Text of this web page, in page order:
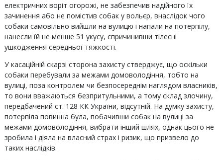
електричних воріт огорожі, не забезпечив надійного їх
зачинення або не помістив собак у вольєр, внаслідок чого
собаки самовільно вийшли на вулицю і напали на потерпілу,
нанесли їй не менше 51 укусу, спричинивши тілесні
ушкодження середньої тяжкості.
У касаційній скарзі сторона захисту стверджує, що оскільки
собаки перебували за межами домоволодіння, тобто на
вулиці, поза контролем чи безпосереднім наглядом власників,
то вони вважаються безпритульними, а тому склад злочину,
передбачений ст. 128 КК України, відсутній. На думку захисту,
потерпіла повинна була, побачивши собак на вулиці за
межами домоволодіння, вибрати інший шлях, однак цього не
зробила і діяла на власний страх і ризик, що призвело до
таких наслідків.